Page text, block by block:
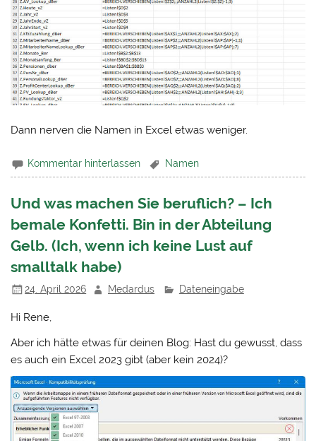
Dann nerven die Namen in Excel etwas weniger.
Kommentar hinterlassen Namen
Und was machen Sie beruflich? – Ich
bemale Konfetti. Bin in der Abteilung
Gelb. (Ich, wenn ich keine Lust auf
smalltalk habe)
24. April 2026 Medardus Dateneingabe
Hi Rene,
Aber ich hätte etwas für deinen Blog: Hast du gewusst, dass
es auch ein Excel 2023 gibt (aber kein 2024)?